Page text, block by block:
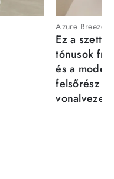
Azure Breeze
Ez a szett
tónusok
és a
felsőrész